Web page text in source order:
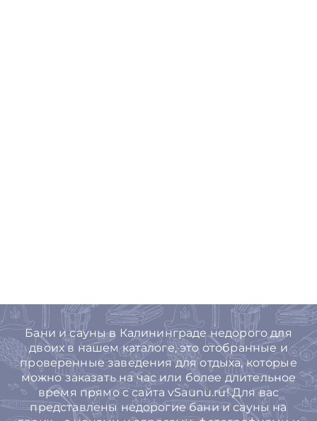
Бани и сауны в Калининграде недорого для
двоих в нашем каталоге, это отобранные и
проверенные заведения для отдыха, которые
можно заказать на час или более длительное
время прямо с сайта vSaunu.ru! Для вас
представлены недорогие бани и сауны на